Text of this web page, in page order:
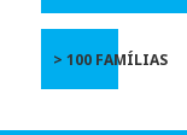
> 100 FAMÍLIAS